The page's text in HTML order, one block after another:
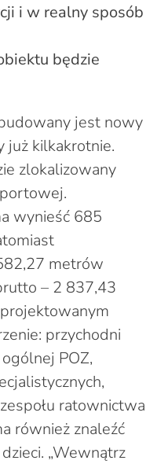
i w realny sposób
będzie
jest nowy
już kilkakrotnie.
zlokalizowany
wynieść 685
metrów
– 2 837,43
przychodni
POZ,
ratownictwa
również znaleźć
„Wewnątrz